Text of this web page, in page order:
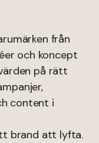
från
och koncept
på rätt
content i
brand att lyfta.